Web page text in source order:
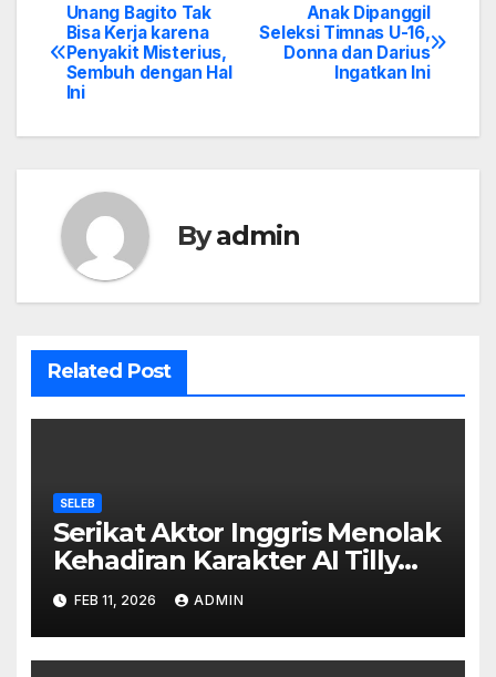
Post
navigation
Anak Dipanggil
Seleksi Timnas U-16,
Donna dan Darius
Ingatkan Ini
Unang Bagito Tak
Bisa Kerja karena
Penyakit Misterius,
Sembuh dengan Hal
Ini
Byadmin
Related Post
SELEB
Serikat Aktor Inggris Menolak
Kehadiran Karakter AI Tilly
Norwood Sebagai Aktris
FEB 11, 2026 ADMIN